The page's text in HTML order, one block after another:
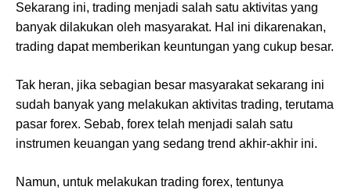
Sekarang ini, trading menjadi salah satu aktivitas yang
banyak dilakukan oleh masyarakat. Hal ini dikarenakan,
trading dapat memberikan keuntungan yang cukup besar.
Tak heran, jika sebagian besar masyarakat sekarang ini
sudah banyak yang melakukan aktivitas trading, terutama
pasar forex. Sebab, forex telah menjadi salah satu
instrumen keuangan yang sedang trend akhir-akhir ini.
Namun, untuk melakukan trading forex, tentunya